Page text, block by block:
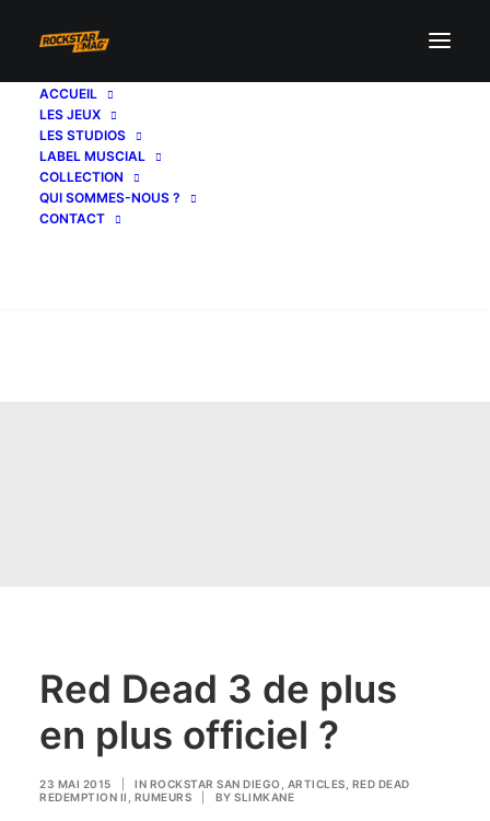
ACCUEIL
LES JEUX
LES STUDIOS
LABEL MUSCIAL
COLLECTION
QUI SOMMES-NOUS ?
CONTACT
Red Dead 3 de plus
en plus officiel ?
23 MAI 2015 IN ROCKSTAR SAN DIEGO ARTICLES RED DEAD
REDEMPTION II
RUMEURS BY SLIMKANE